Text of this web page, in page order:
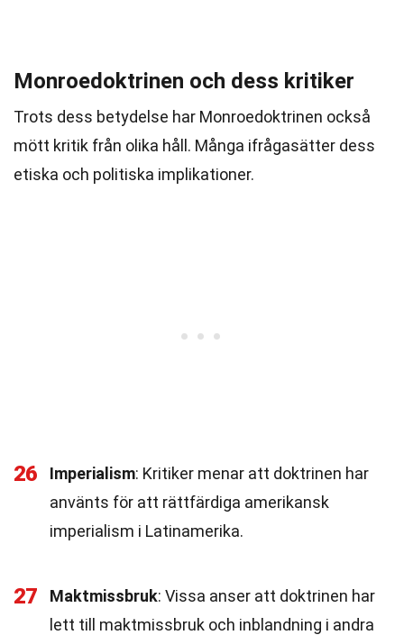
Monroedoktrinen och dess kritiker
Trots dess betydelse har Monroedoktrinen också
mött kritik från olika håll. Många ifrågasätter dess
etiska och politiska implikationer.
26 Imperialism: Kritiker menar att doktrinen har
använts för att rättfärdiga amerikansk
imperialism i Latinamerika.
27 Maktmissbruk: Vissa anser att doktrinen har
lett till maktmissbruk och inblandning i andra